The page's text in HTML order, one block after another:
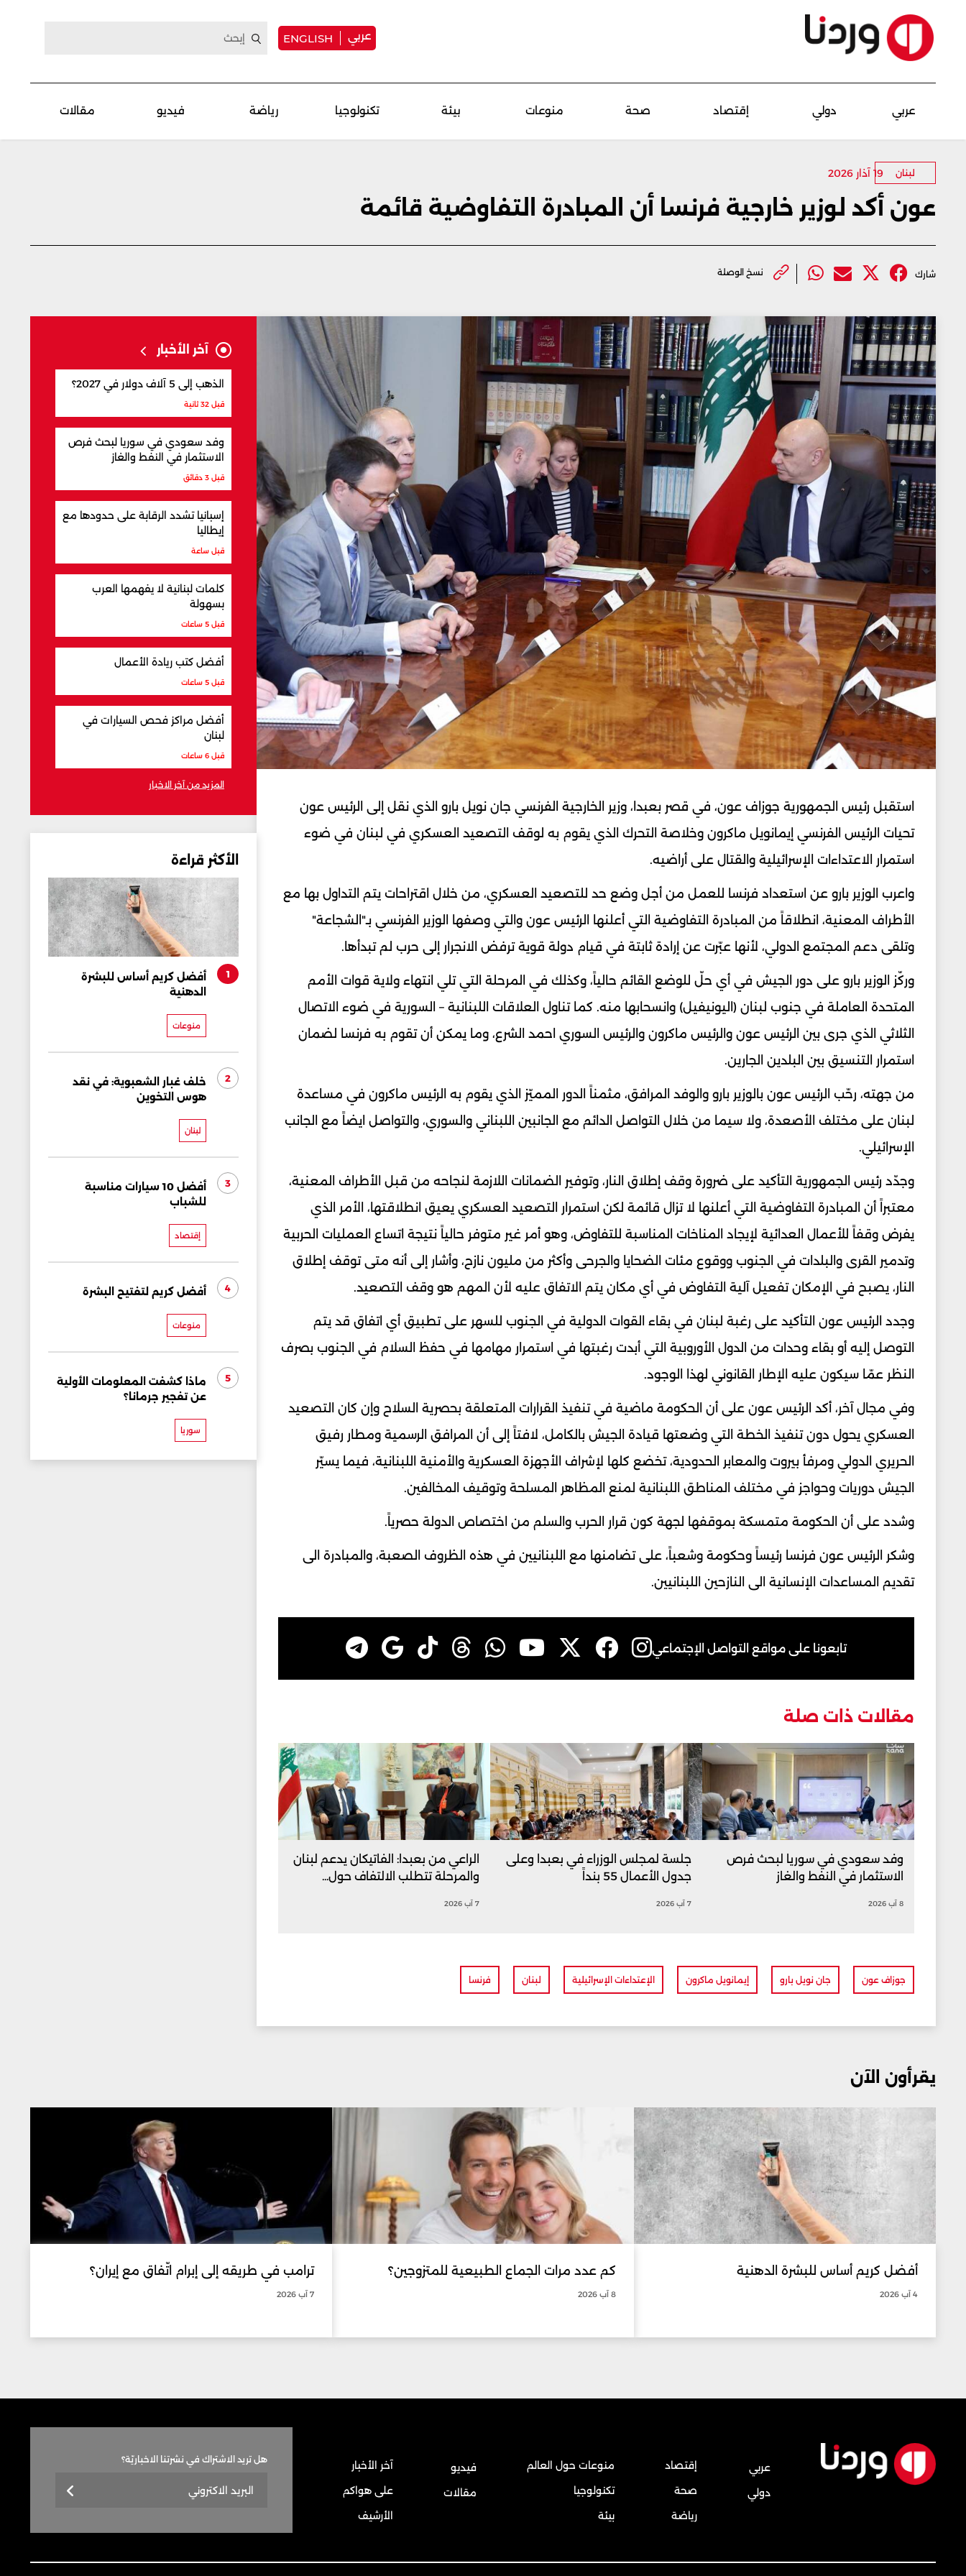
عربي ENGLISH
عربي دولي إقتصاد صحة منوعات بيئة تكنولوجيا رياضة فيديو مقالات
لبنان 19 آذار 2026
عون أكد لوزير خارجية فرنسا أن المبادرة التفاوضية قائمة
شارك نسخ الوصلة
استقبل رئيس الجمهورية ​جوزاف عون​، في قصر بعبدا، وزير الخارجية الفرنسي ​جان نويل بارو​ الذي نقل إلى الرئيس عون
تحيات الرئيس الفرنسي ​إيمانويل ماكرون​ وخلاصة التحرك الذي يقوم به لوقف التصعيد العسكري في ​لبنان​ في ضوء
استمرار الاعتداءات الإسرائيلية والقتال على أراضيه.
واعرب الوزير بارو عن استعداد ​فرنسا​ للعمل من أجل وضع حد للتصعيد العسكري، من خلال اقتراحات يتم التداول بها مع
الأطراف المعنية، انطلاقاً من المبادرة التفاوضية التي أعلنها الرئيس عون والتي وصفها الوزير الفرنسي بـ"الشجاعة"
وتلقى دعم المجتمع الدولي، لأنها عبّرت عن إرادة ثابتة في قيام دولة قوية ترفض الانجرار إلى حرب لم تبدأها.
وركّز الوزير بارو على دور الجيش في أي حلّ للوضع القائم حالياً، وكذلك في المرحلة التي تلي انتهاء ولاية قوات الأمم
المتحدة العاملة في جنوب لبنان (​اليونيفيل​) وانسحابها منه. كما تناول العلاقات اللبنانية – السورية في ضوء الاتصال
الثلاثي الذي جرى بين الرئيس عون والرئيس ماكرون والرئيس السوري احمد الشرع، وما يمكن أن تقوم به فرنسا لضمان
استمرار التنسيق بين البلدين الجارين.
من جهته، رحّب الرئيس عون بالوزير بارو والوفد المرافق، مثمناً الدور المميّز الذي يقوم به الرئيس ماكرون في مساعدة
لبنان على مختلف الأصعدة، ولا سيما من خلال التواصل الدائم مع الجانبين اللبناني والسوري، والتواصل ايضاً مع الجانب
الإسرائيلي.
وجدّد رئيس الجمهورية التأكيد على ضرورة وقف إطلاق النار، وتوفير الضمانات اللازمة لنجاحه من قبل الأطراف المعنية،
معتبراً أن المبادرة التفاوضية التي أعلنها لا تزال قائمة لكن استمرار التصعيد العسكري يعيق انطلاقتها، الأمر الذي
يفرض وقفاً للأعمال العدائية لإيجاد المناخات المناسبة للتفاوض، وهو أمر غير متوفر حالياً نتيجة اتساع العمليات الحربية
وتدمير القرى والبلدات في الجنوب ووقوع مئات الضحايا والجرحى وأكثر من مليون نازح، وأشار إلى أنه متى توقف إطلاق
النار، يصبح في الإمكان تفعيل آلية التفاوض في أي مكان يتم الاتفاق عليه لأن المهم هو وقف التصعيد.
وجدد الرئيس عون التأكيد على رغبة لبنان في بقاء القوات الدولية في الجنوب للسهر على تطبيق أي اتفاق قد يتم
التوصل إليه أو بقاء وحدات من الدول الأوروبية التي أبدت رغبتها في استمرار مهامها في حفظ السلام في الجنوب بصرف
النظر عمّا سيكون عليه الإطار القانوني لهذا الوجود.
وفي مجال آخر، أكد الرئيس عون على أن الحكومة ماضية في تنفيذ القرارات المتعلقة بحصرية السلاح وإن كان التصعيد
العسكري يحول دون تنفيذ الخطة التي وضعتها قيادة الجيش بالكامل، لافتاً إلى أن المرافق الرسمية و​مطار رفيق
الحريري الدولي​ و​مرفأ بيروت​ والمعابر الحدودية، تخضع كلها لإشراف الأجهزة العسكرية والأمنية اللبنانية، فيما يسيّر
الجيش دوريات وحواجز في مختلف المناطق اللبنانية لمنع المظاهر المسلحة وتوقيف المخالفين.
وشدد على أن الحكومة متمسكة بموقفها لجهة كون قرار الحرب والسلم من اختصاص الدولة حصرياً.
وشكر الرئيس عون فرنسا رئيساً وحكومة وشعباً، على تضامنها مع اللبنانيين في هذه الظروف الصعبة، والمبادرة الى
تقديم المساعدات الإنسانية الى النازحين اللبنانيين.
تابعونا على مواقع التواصل الإجتماعي
مقالات ذات صلة
وفد سعودي في سوريا لبحث فرص
الاستثمار في النفط والغاز
8 آب 2026
جلسة لمجلس الوزراء في بعبدا وعلى
جدول الأعمال 55 بنداً
7 آب 2026
الراعي من بعبدا: الفاتيكان يدعم لبنان
والمرحلة تتطلب الالتفاف حول...
7 آب 2026
جوزاف عون جان نويل بارو إيمانويل ماكرون الإعتداءات الإسرائيلية لبنان فرنسا
آخر الأخبار
الذهب إلى 5 آلاف دولار في 2027؟
قبل 32 ثانية
وفد سعودي في سوريا لبحث فرص
الاستثمار في النفط والغاز
قبل 3 دقائق
إسبانيا تشدد الرقابة على حدودها مع
إيطاليا
قبل ساعة
كلمات لبنانية لا يفهمها العرب
بسهولة
قبل 5 ساعات
أفضل كتب ريادة الأعمال
قبل 5 ساعات
أفضل مراكز فحص السيارات في
لبنان
قبل 6 ساعات
المزيد من آخر الاخبار
الأكثر قراءة
1
أفضل كريم أساس للبشرة
الدهنية
منوعات
2
خلف غبار الشعبوية: في نقد
هوس التخوين
لبنان
3
أفضل 10 سيارات مناسبة
للشباب
إقتصاد
4 أفضل كريم لتفتيح البشرة
منوعات
5
ماذا كشفت المعلومات الأولية
عن تفجير جرمانا؟
سوريا
يقرأون الآن
أفضل كريم أساس للبشرة الدهنية
4 آب 2026
كم عدد مرات الجماع الطبيعية للمتزوجين؟
8 آب 2026
ترامب في طريقه إلى إبرام اتّفاق مع إيران؟
7 آب 2026
عربي
دولي
إقتصاد
صحة
رياضة
منوعات حول العالم
تكنولوجيا
بيئة
فيديو
مقالات
آخر الأخبار
على هواكم
الأرشيف
هل تريد الاشتراك في نشرتنا الاخباريّة؟